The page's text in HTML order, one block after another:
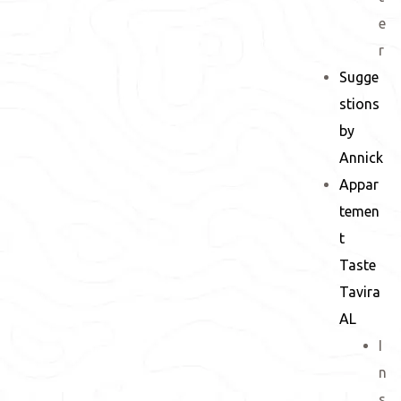
e
r
Sugge
stions
by
Annick
Appar
temen
t
Taste
Tavira
AL
I
n